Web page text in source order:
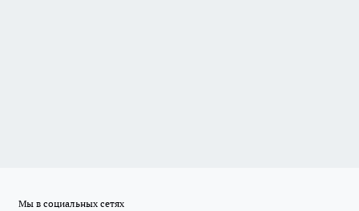
Мы в социальных сетях